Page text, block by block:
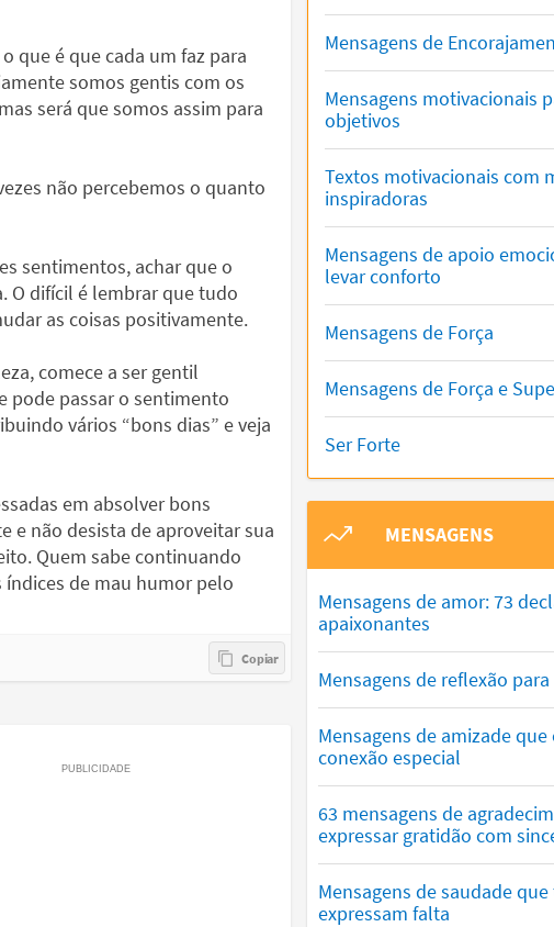
que é que cada um faz para
somos gentis com os
será que somos assim para
não percebemos o quanto
sentimentos, achar que o
O difícil é lembrar que tudo
as coisas positivamente.
comece a ser gentil
pode passar o sentimento
vários “bons dias” e veja
em absolver bons
e não desista de aproveitar sua
Quem sabe continuando
de mau humor pelo
Mensagens de
Mensagens motivacionais
objetivos
Textos motivacionais com
inspiradoras
Mensagens de apoio
levar conforto
Mensagens de Força
Mensagens de Força e
Ser Forte
MENSAGENS
Mensagens de amor: 73
apaixonantes
Mensagens de reflexão
Mensagens de amizade
conexão especial
63 mensagens de
expressar gratidão com
Mensagens de saudade
expressam falta